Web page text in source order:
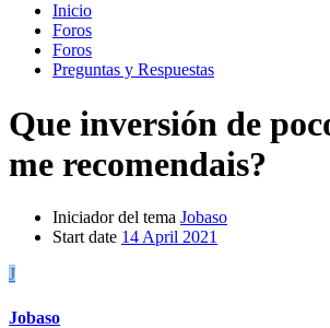
Inicio
Foros
Foros
Preguntas y Respuestas
Que inversión de
me recomendais?
Iniciador del tema Jobaso
Start date 14 April 2021
J
Jobaso